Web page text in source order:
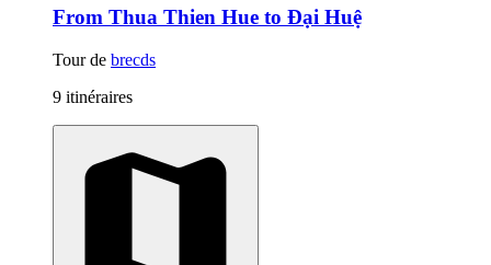
From Thua Thien Hue to Đại Huệ
Tour de brecds
9 itinéraires